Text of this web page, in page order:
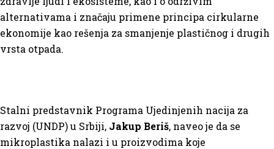
alternativama i značaju primene principa cirkularne
ekonomije kao rešenja za smanjenje plastičnog i drugih
vrsta otpada.
Stalni predstavnik Programa Ujedinjenih nacija za
razvoj (UNDP) u Srbiji, Jakup Beriš, naveo je da se
mikroplastika nalazi i u proizvodima koje